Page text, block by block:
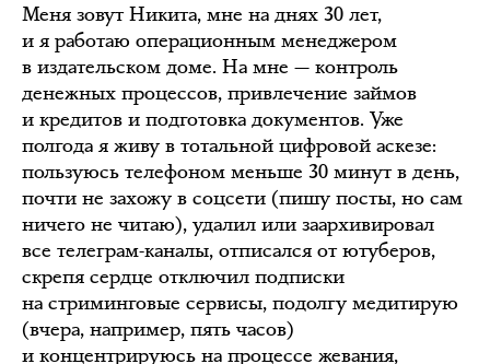
Меня зовут Никита, мне на днях 30 лет,
и я работаю операционным менеджером
в издательском доме. На мне — контроль
денежных процессов, привлечение займов
и кредитов и подготовка документов. Уже
полгода я живу в тотальной цифровой аскезе:
пользуюсь телефоном меньше 30 минут в день,
почти не захожу в соцсети (пишу посты, но сам
ничего не читаю), удалил или заархивировал
все телеграм-каналы, отписался от ютуберов,
скрепя сердце отключил подписки
на стриминговые сервисы, подолгу медитирую
(вчера, например, пять часов)
и концентрируюсь на процессе жевания,